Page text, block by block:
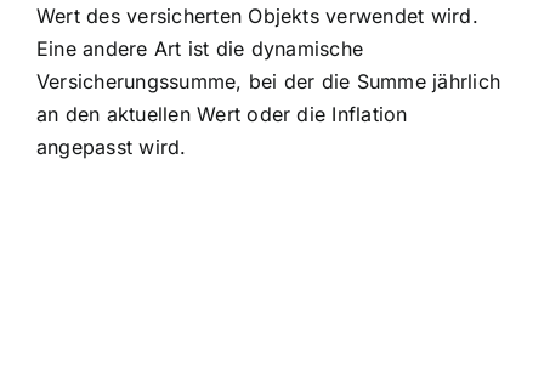
Wert des versicherten Objekts verwendet wird.
Eine andere Art ist die dynamische
Versicherungssumme, bei der die Summe jährlich
an den aktuellen Wert oder die Inflation
angepasst wird.